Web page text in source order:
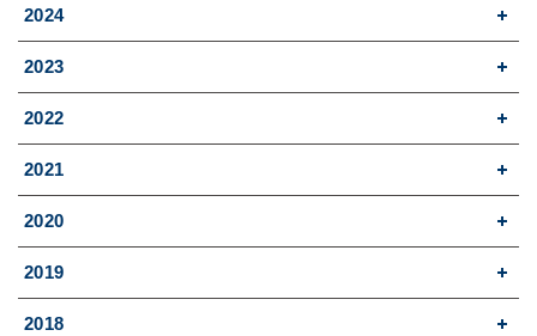
2024
2023
2022
2021
2020
2019
2018